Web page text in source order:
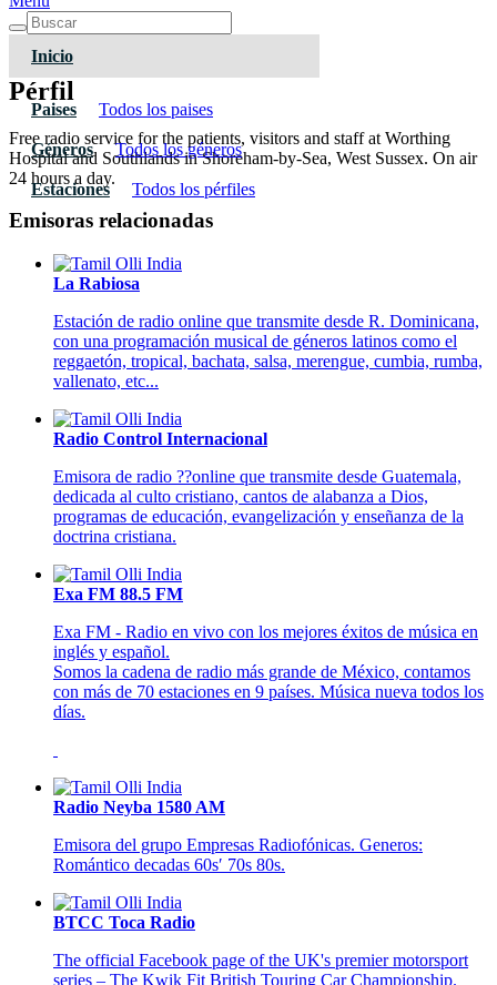
Inicio
Paises Todos los paises
Géneros Todos los géneros
Estaciones Todos los pérfiles
Pérfil
Free radio service for the patients, visitors and staff at Worthing
Hospital and Southlands in Shoreham-by-Sea, West Sussex. On air
24 hours a day.
Emisoras relacionadas
La Rabiosa
Estación de radio online que transmite desde R. Dominicana,
con una programación musical de géneros latinos como el
reggaetón, tropical, bachata, salsa, merengue, cumbia, rumba,
vallenato, etc...
Radio Control Internacional
Emisora de radio ??online que transmite desde Guatemala,
dedicada al culto cristiano, cantos de alabanza a Dios,
programas de educación, evangelización y enseñanza de la
doctrina cristiana.
Exa FM 88.5 FM
Exa FM - Radio en vivo con los mejores éxitos de música en
inglés y español.
Somos la cadena de radio más grande de México, contamos
con más de 70 estaciones en 9 países. Música nueva todos los
días.
Radio Neyba 1580 AM
Emisora del grupo Empresas Radiofónicas. Generos:
Romántico decadas 60s′ 70s 80s.
BTCC Toca Radio
The official Facebook page of the UK's premier motorsport
series – The Kwik Fit British Touring Car Championship.